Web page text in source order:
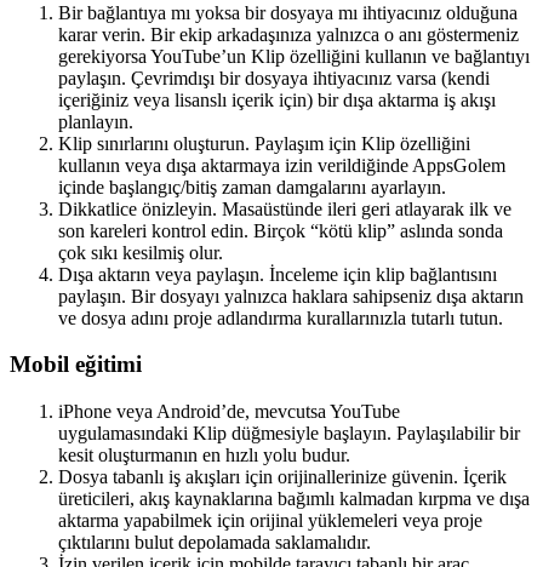
Bir bağlantıya mı yoksa bir dosyaya mı ihtiyacınız olduğuna
karar verin. Bir ekip arkadaşınıza yalnızca o anı göstermeniz
gerekiyorsa YouTube’un Klip özelliğini kullanın ve bağlantıyı
paylaşın. Çevrimdışı bir dosyaya ihtiyacınız varsa (kendi
içeriğiniz veya lisanslı içerik için) bir dışa aktarma iş akışı
planlayın.
Klip sınırlarını oluşturun. Paylaşım için Klip özelliğini
kullanın veya dışa aktarmaya izin verildiğinde AppsGolem
içinde başlangıç/bitiş zaman damgalarını ayarlayın.
Dikkatlice önizleyin. Masaüstünde ileri geri atlayarak ilk ve
son kareleri kontrol edin. Birçok “kötü klip” aslında sonda
çok sıkı kesilmiş olur.
Dışa aktarın veya paylaşın. İnceleme için klip bağlantısını
paylaşın. Bir dosyayı yalnızca haklara sahipseniz dışa aktarın
ve dosya adını proje adlandırma kurallarınızla tutarlı tutun.
Mobil eğitimi
iPhone veya Android’de, mevcutsa YouTube
uygulamasındaki Klip düğmesiyle başlayın. Paylaşılabilir bir
kesit oluşturmanın en hızlı yolu budur.
Dosya tabanlı iş akışları için orijinallerinize güvenin. İçerik
üreticileri, akış kaynaklarına bağımlı kalmadan kırpma ve dışa
aktarma yapabilmek için orijinal yüklemeleri veya proje
çıktılarını bulut depolamada saklamalıdır.